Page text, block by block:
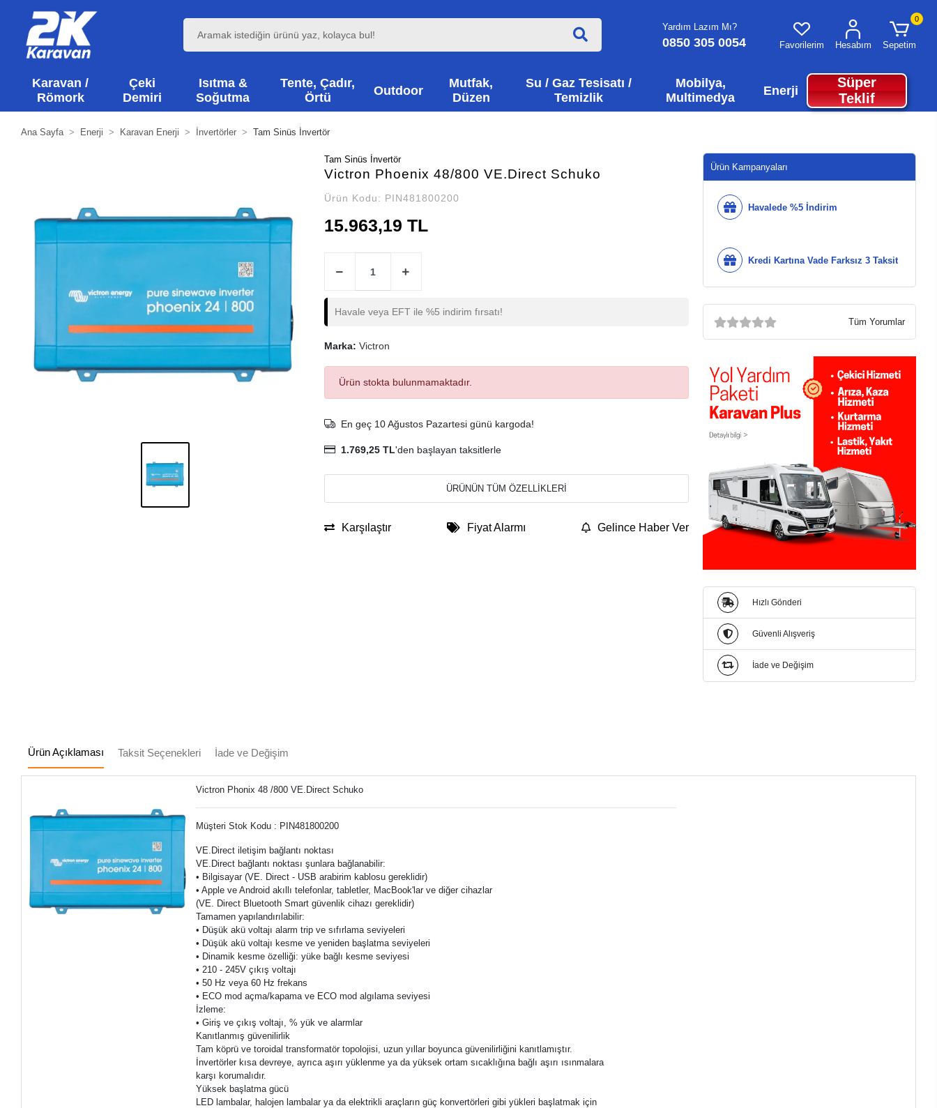
Yardım Lazım Mı?
0850 305 0054 Favorilerim Hesabım
0
Sepetim
Karavan /
Römork
Çeki
Demiri
Isıtma &
Soğutma
Tente, Çadır,
Örtü
Outdoor
Mutfak,
Düzen
Su / Gaz Tesisatı /
Temizlik
Mobilya,
Multimedya
Enerji
Süper
Teklif
Ana Sayfa Enerji Karavan Enerji İnvertörler Tam Sinüs İnvertör
Tam Sinüs İnvertör
Victron Phoenix 48/800 VE.Direct Schuko
Ürün Kodu: PIN481800200
15.963,19 TL
Havale veya EFT ile %5 indirim fırsatı!
Marka: Victron
Ürün stokta bulunmamaktadır.
En geç 10 Ağustos Pazartesi günü kargoda!
1.769,25 TL'den başlayan taksitlerle
ÜRÜNÜN TÜM ÖZELLİKLERİ
Karşılaştır Fiyat Alarmı Gelince Haber Ver
Ürün Kampanyaları
Havalede %5 İndirim
Kredi Kartına Vade Farksız 3 Taksit
Tüm Yorumlar
Hızlı Gönderi
Güvenli Alışveriş
İade ve Değişim
Ürün Açıklaması Taksit Seçenekleri İade ve Değişim
Victron Phonix 48 /800 VE.Direct Schuko
Müşteri Stok Kodu : PIN481800200
VE.Direct iletişim bağlantı noktası
VE.Direct bağlantı noktası şunlara bağlanabilir:
• Bilgisayar (VE. Direct - USB arabirim kablosu gereklidir)
• Apple ve Android akıllı telefonlar, tabletler, MacBook'lar ve diğer cihazlar
(VE. Direct Bluetooth Smart güvenlik cihazı gereklidir)
Tamamen yapılandırılabilir:
• Düşük akü voltajı alarm trip ve sıfırlama seviyeleri
• Düşük akü voltajı kesme ve yeniden başlatma seviyeleri
• Dinamik kesme özelliği: yüke bağlı kesme seviyesi
• 210 - 245V çıkış voltajı
• 50 Hz veya 60 Hz frekans
• ECO mod açma/kapama ve ECO mod algılama seviyesi
İzleme:
• Giriş ve çıkış voltajı, % yük ve alarmlar
Kanıtlanmış güvenilirlik
Tam köprü ve toroidal transformatör topolojisi, uzun yıllar boyunca güvenilirliğini kanıtlamıştır.
İnvertörler kısa devreye, ayrıca aşırı yüklenme ya da yüksek ortam sıcaklığına bağlı aşırı ısınmalara
karşı korumalıdır.
Yüksek başlatma gücü
LED lambalar, halojen lambalar ya da elektrikli araçların güç konvertörleri gibi yükleri başlatmak için